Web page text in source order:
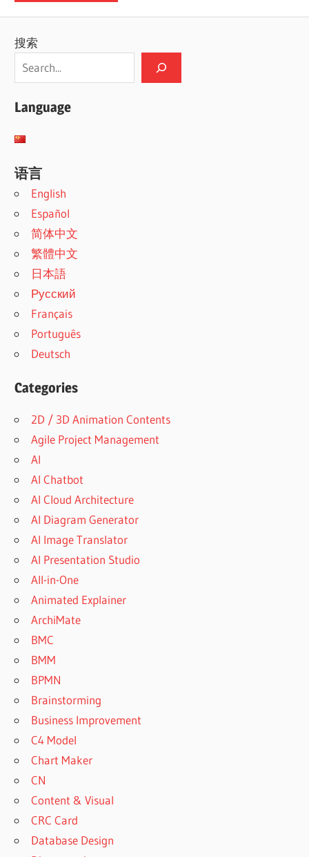
搜索
Language
语言
English
Español
简体中文
繁體中文
日本語
Русский
Français
Português
Deutsch
Categories
2D / 3D Animation Contents
Agile Project Management
AI
AI Chatbot
AI Cloud Architecture
AI Diagram Generator
AI Image Translator
AI Presentation Studio
All-in-One
Animated Explainer
ArchiMate
BMC
BMM
BPMN
Brainstorming
Business Improvement
C4 Model
Chart Maker
CN
Content & Visual
CRC Card
Database Design